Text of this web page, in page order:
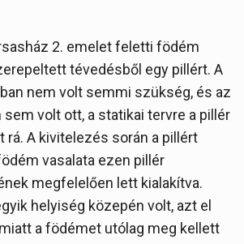
2. emelet feletti födém
tévedésből egy pillért. A
nem volt semmi szükség, és az
volt ott, a statikai tervre a pillér
rá. A kivitelezés során a pillért
vasalata ezen pillér
megfelelően lett kialakítva.
helyiség közepén volt, azt el
a födémet utólag meg kellett